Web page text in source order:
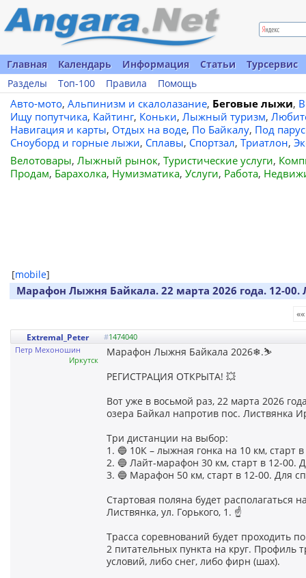
Главная Календарь Информация Статьи
Турсервис
Разделы
Топ-100 Правила Помощь
Авто-мото, Альпинизм и скалолазание, Беговые лыжи,
Ищу попутчика, Кайтинг, Коньки, Лыжный туризм,
Навигация и карты, Отдых на воде, По Байкалу, Под
Сноуборд и горные лыжи, Сплавы, Спортзал, Триатлон,
Велотовары, Лыжный рынок, Туристические услуги,
Продам, Барахолка, Нумизматика, Услуги, Работа,
[mobile]
Марафон Лыжня Байкала. 22 марта 2026 года. 12-00.
««
Extremal_Peter #1474040
Петр Мехоношин
Иркутск
Марафон Лыжня Байкала 2026❄.⛷
РЕГИСТРАЦИЯ ОТКРЫТА! 💥
Вот уже в восьмой раз, 22 марта 2026
озера Байкал напротив пос. Листвянка
Три дистанции на выбор:
1. 🔵 10К – лыжная гонка на 10 км, старт
2. 🔵 Лайт-марафон 30 км, старт в 12-00.
3. 🔵 Марафон 50 км, старт в 12-00. Для
Стартовая поляна будет располагаться
Листвянка, ул. Горького, 1. ☝️
Трасса соревнований будет проходить
2 питательных пункта на круг. Профиль
условий, либо снег, либо фирн (шах).